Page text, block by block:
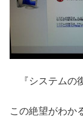
『システムの
この絶望がわか